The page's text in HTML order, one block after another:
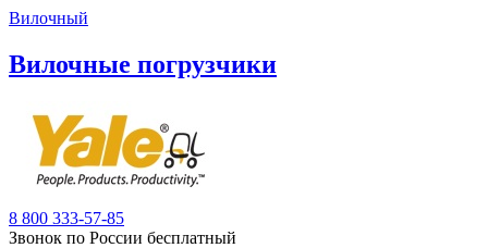
Вилочный
Вилочные погрузчики
8 800 333-57-85
Звонок по России бесплатный